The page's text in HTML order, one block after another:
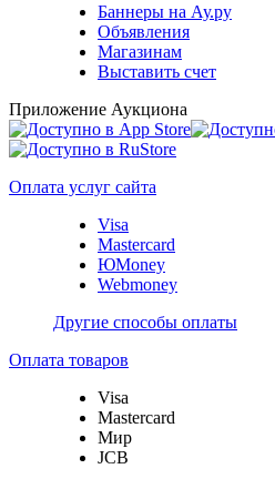
Баннеры на Ау.ру
Объявления
Магазинам
Выставить счет
Приложение Аукциона
Оплата услуг сайта
Visa
Mastercard
ЮMoney
Webmoney
Другие способы оплаты
Оплата товаров
Visa
Mastercard
Мир
JCB